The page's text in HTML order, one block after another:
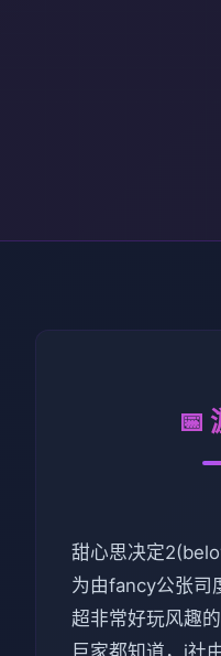
📅
甜心思决定
为由fancy公张司
超非常好玩风趣
巨家都知道，i社